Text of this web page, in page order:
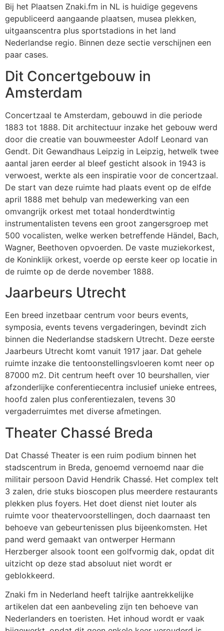
Bij het Plaatsen Znaki.fm in NL is huidige gegevens
gepubliceerd aangaande plaatsen, musea plekken,
uitgaanscentra plus sportstadions in het land
Nederlandse regio. Binnen deze sectie verschijnen een
paar cases.
Dit Concertgebouw in
Amsterdam
Concertzaal te Amsterdam, gebouwd in die periode
1883 tot 1888. Dit architectuur inzake het gebouw werd
door die creatie van bouwmeester Adolf Leonard van
Gendt. Dit Gewandhaus Leipzig in Leipzig, hetwelk twee
aantal jaren eerder al bleef gesticht alsook in 1943 is
verwoest, werkte als een inspiratie voor de concertzaal.
De start van deze ruimte had plaats event op de elfde
april 1888 met behulp van medewerking van een
omvangrijk orkest met totaal honderdtwintig
instrumentalisten tevens een groot zangersgroep met
500 vocalisten, welke werken betreffende Händel, Bach,
Wagner, Beethoven opvoerden. De vaste muziekorkest,
de Koninklijk orkest, voerde op eerste keer op locatie in
de ruimte op de derde november 1888.
Jaarbeurs Utrecht
Een breed inzetbaar centrum voor beurs events,
symposia, events tevens vergaderingen, bevindt zich
binnen die Nederlandse stadskern Utrecht. Deze eerste
Jaarbeurs Utrecht komt vanuit 1917 jaar. Dat gehele
ruimte inzake die tentoonstellingsvloeren komt neer op
87000 m2. Dit centrum heeft over 10 beurshallen, vier
afzonderlijke conferentiecentra inclusief unieke entrees,
hoofd zalen plus conferentiezalen, tevens 30
vergaderruimtes met diverse afmetingen.
Theater Chassé Breda
Dat Chassé Theater is een ruim podium binnen het
stadscentrum in Breda, genoemd vernoemd naar die
militair persoon David Hendrik Chassé. Het complex telt
3 zalen, drie stuks bioscopen plus meerdere restaurants
plekken plus foyers. Het doet dienst niet louter als
ruimte voor theatervoorstellingen, doch daarnaast ten
behoeve van gebeurtenissen plus bijeenkomsten. Het
pand werd gemaakt van ontwerper Hermann
Herzberger alsook toont een golfvormig dak, opdat dit
uitzicht op deze stad absoluut niet wordt er
geblokkeerd.
Znaki fm in Nederland heeft talrijke aantrekkelijke
artikelen dat een aanbeveling zijn ten behoeve van
Nederlanders en toeristen. Het inhoud wordt er vaak